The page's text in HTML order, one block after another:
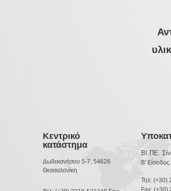
Κεντρικό
κατάστημα
Δωδεκανήσου 5-7, 54626
Θεσσαλονίκη
ΒΙ.ΠΕ.
Β' Είσοδος
Τηλ: (+30)
Fax: (+30)